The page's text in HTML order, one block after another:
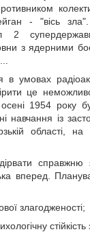
- "вісь
2
з ядерними
в умовах
це
1954 року
навчання із
області, на
вперед.
злагодженості;